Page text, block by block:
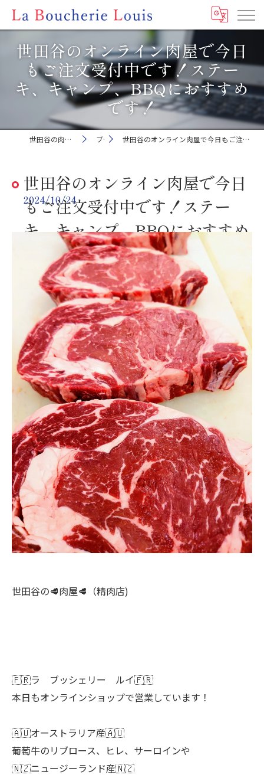
世田谷のオンライン肉屋で今日
もご注文受付中です！ステー
キ、キャンプ、BBQにおすすめ
です！
世田谷の肉屋ならLa Boucherie Louis ブログ 世田谷のオンライン肉屋で今日もご注文受付中です！ステーキ、キャンプ、BBQにおすすめです！
世田谷のオンライン肉屋で今日
もご注文受付中です！ステー
キ、キャンプ、BBQにおすすめ
です！
2024/10/24
世田谷の🥩肉屋🥩（精肉店)
🇫🇷ラ ブッシェリー ルイ🇫🇷
本日もオンラインショップで営業しています！
🇦🇺オーストラリア産🇦🇺
葡萄牛のリブロース、ヒレ、サーロインや
🇳🇿ニュージーランド産🇳🇿